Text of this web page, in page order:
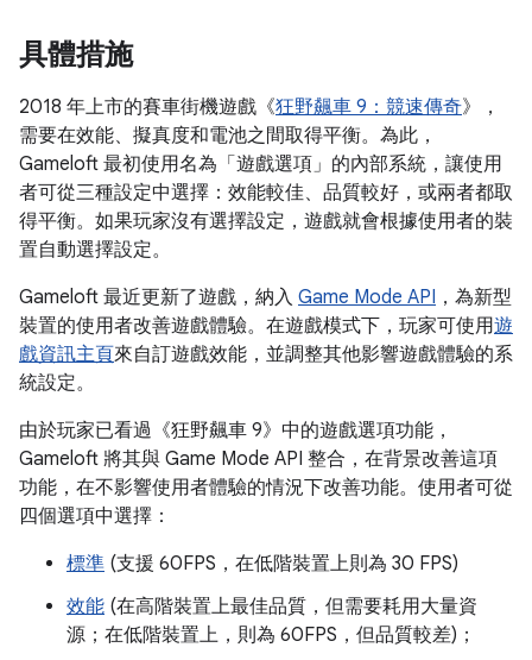
具體措施
2018 年上市的賽車街機遊戲《狂野飆車 9：競速傳奇》，
需要在效能、擬真度和電池之間取得平衡。為此，
Gameloft 最初使用名為「遊戲選項」的內部系統，讓使用
者可從三種設定中選擇：效能較佳、品質較好，或兩者都取
得平衡。如果玩家沒有選擇設定，遊戲就會根據使用者的裝
置自動選擇設定。
Gameloft 最近更新了遊戲，納入 Game Mode API ，為新型
裝置的使用者改善遊戲體驗。在遊戲模式下，玩家可使用遊
戲資訊主頁來自訂遊戲效能，並調整其他影響遊戲體驗的系
統設定。
由於玩家已看過《狂野飆車 9》中的遊戲選項功能，
Gameloft 將其與 Game Mode API 整合，在背景改善這項
功能，在不影響使用者體驗的情況下改善功能。使用者可從
四個選項中選擇：
標準 (支援 60FPS，在低階裝置上則為 30 FPS)
效能 (在高階裝置上最佳品質，但需要耗用大量資
源；在低階裝置上，則為 60FPS，但品質較差)；